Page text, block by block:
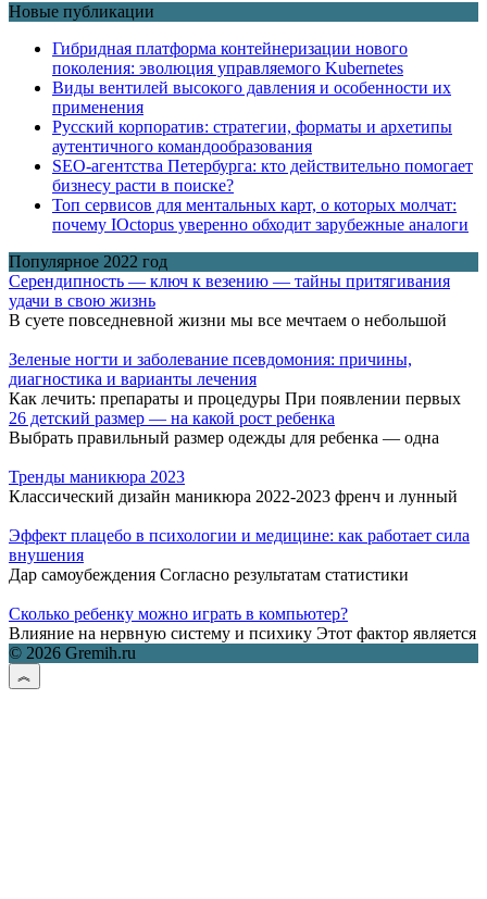
Новые публикации
Гибридная платформа контейнеризации нового
поколения: эволюция управляемого Kubernetes
Виды вентилей высокого давления и особенности их
применения
Русский корпоратив: стратегии, форматы и архетипы
аутентичного командообразования
SEO-агентства Петербурга: кто действительно помогает
бизнесу расти в поиске?
Топ сервисов для ментальных карт, о которых молчат:
почему IOctopus уверенно обходит зарубежные аналоги
Популярное 2022 год
Серендипность — ключ к везению — тайны притягивания
удачи в свою жизнь
В суете повседневной жизни мы все мечтаем о небольшой
Зеленые ногти и заболевание псевдомония: причины,
диагностика и варианты лечения
Как лечить: препараты и процедуры При появлении первых
26 детский размер — на какой рост ребенка
Выбрать правильный размер одежды для ребенка — одна
Тренды маникюра 2023
Классический дизайн маникюра 2022-2023 френч и лунный
Эффект плацебо в психологии и медицине: как работает сила
внушения
Дар самоубеждения Согласно результатам статистики
Сколько ребенку можно играть в компьютер?
Влияние на нервную систему и психику Этот фактор является
© 2026 Gremih.ru